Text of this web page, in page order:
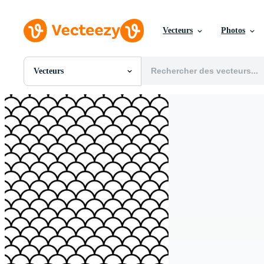
Vecteurs Photos
Vecteurs
Toutes Images
Photos
PNGs
PSDs
SVGs
Modèles
Vecteurs
Vidéos
Motion graphics
Images Éditoriales
Événements Éditoriaux